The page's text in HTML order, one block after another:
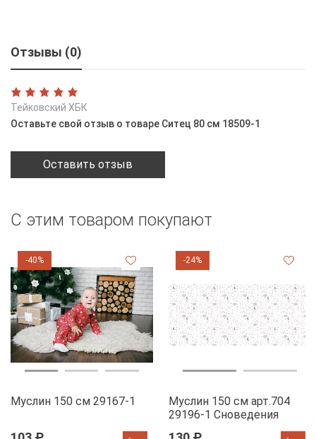
Отзывы (0)
Тейковский ХБК
Оставьте свой отзыв о товаре Ситец 80 см 18509-1
Оставить отзыв
С этим товаром покупают
-40%
Муслин 150 см 29167-1
-24%
Муслин 150 см арт.704
29196-1 Сноведения